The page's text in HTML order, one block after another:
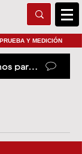
Y MEDICIÓN
para ayudarle